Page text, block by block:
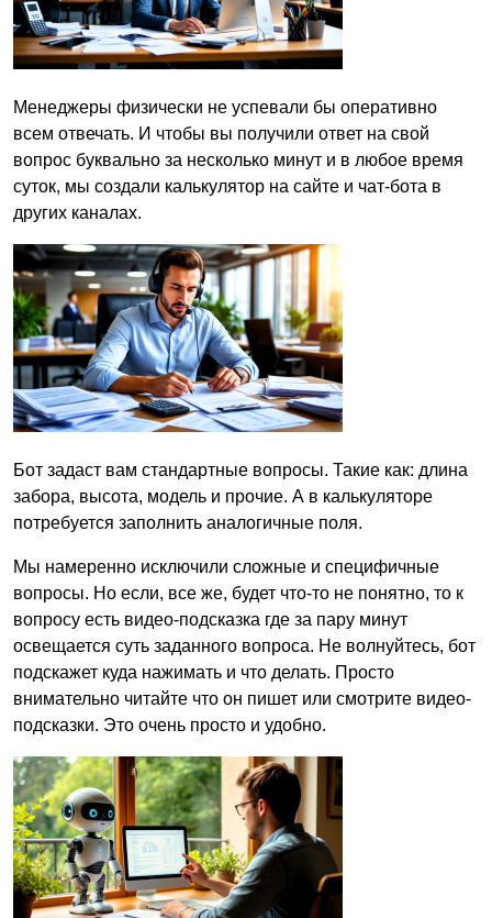
Менеджеры физически не успевали бы оперативно
всем отвечать. И чтобы вы получили ответ на свой
вопрос буквально за несколько минут и в любое время
суток, мы создали калькулятор на сайте и чат-бота в
других каналах.
Бот задаст вам стандартные вопросы. Такие как: длина
забора, высота, модель и прочие. А в калькуляторе
потребуется заполнить аналогичные поля.
Мы намеренно исключили сложные и специфичные
вопросы. Но если, все же, будет что-то не понятно, то к
вопросу есть видео-подсказка где за пару минут
освещается суть заданного вопроса. Не волнуйтесь, бот
подскажет куда нажимать и что делать. Просто
внимательно читайте что он пишет или смотрите видео-
подсказки. Это очень просто и удобно.